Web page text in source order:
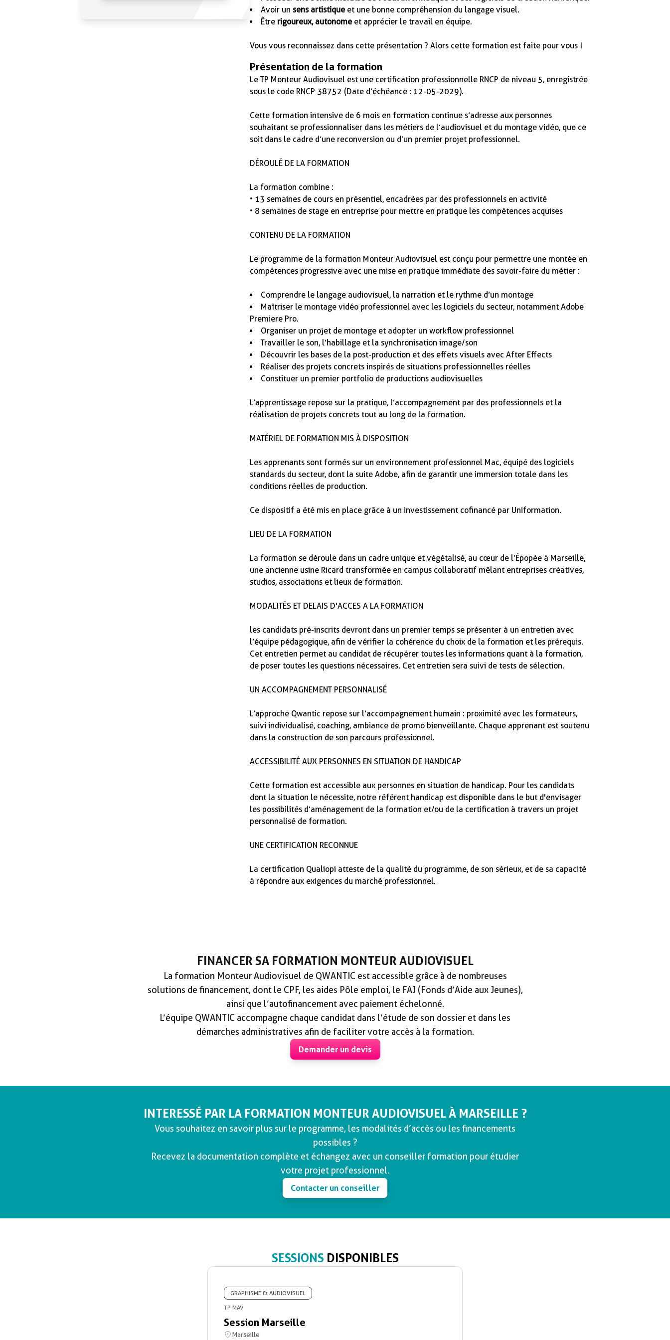
Avoir unsens artistiqueet une bonne compréhension du langage visuel.
Être rigoureux, autonomeet apprécier le travail en équipe.
Vous vous reconnaissez dans cette présentation ? Alors cette formation est faite pour vous !
Présentation de la formation
Le TP Monteur Audiovisuel est une certification professionnelle RNCP de niveau 5, enregistrée
sous le code RNCP 38752 (Date d’échéance : 12-05-2029).
Cette formation intensive de 6 mois en formation continue s’adresse aux personnes
souhaitant se professionnaliser dans les métiers de l’audiovisuel et du montage vidéo, que ce
soit dans le cadre d’une reconversion ou d’un premier projet professionnel.
DÉROULÉ DE LA FORMATION
La formation combine :
• 13 semaines de cours en présentiel, encadrées par des professionnels en activité
• 8 semaines de stage en entreprise pour mettre en pratique les compétences acquises
CONTENU DE LA FORMATION
Le programme de la formation Monteur Audiovisuel est conçu pour permettre une montée en
compétences progressive avec une mise en pratique immédiate des savoir-faire du métier :
Comprendre le langage audiovisuel, la narration et le rythme d’un montage
Maîtriser le montage vidéo professionnel avec les logiciels du secteur, notamment Adobe
Premiere Pro.
Organiser un projet de montage et adopter un workflow professionnel
Travailler le son, l’habillage et la synchronisation image/son
Découvrir les bases de la post-production et des effets visuels avec After Effects
Réaliser des projets concrets inspirés de situations professionnelles réelles
Constituer un premier portfolio de productions audiovisuelles
L’apprentissage repose sur la pratique, l’accompagnement par des professionnels et la
réalisation de projets concrets tout au long de la formation.
MATÉRIEL DE FORMATION MIS À DISPOSITION
Les apprenants sont formés sur un environnement professionnel Mac, équipé des logiciels
standards du secteur, dont la suite Adobe, afin de garantir une immersion totale dans les
conditions réelles de production.
Ce dispositif a été mis en place grâce à un investissement cofinancé par Uniformation.
LIEU DE LA FORMATION
La formation se déroule dans un cadre unique et végétalisé, au cœur de l’Épopée à Marseille,
une ancienne usine Ricard transformée en campus collaboratif mêlant entreprises créatives,
studios, associations et lieux de formation.
MODALITÉS ET DELAIS D'ACCES A LA FORMATION
les candidats pré-inscrits devront dans un premier temps se présenter à un entretien avec
l’équipe pédagogique, afin de vérifier la cohérence du choix de la formation et les prérequis.
Cet entretien permet au candidat de récupérer toutes les informations quant à la formation,
de poser toutes les questions nécessaires. Cet entretien sera suivi de tests de sélection.
UN ACCOMPAGNEMENT PERSONNALISÉ
L’approche Qwantic repose sur l’accompagnement humain : proximité avec les formateurs,
suivi individualisé, coaching, ambiance de promo bienveillante. Chaque apprenant est soutenu
dans la construction de son parcours professionnel.
ACCESSIBILITÉ AUX PERSONNES EN SITUATION DE HANDICAP
Cette formation est accessible aux personnes en situation de handicap. Pour les candidats
dont la situation le nécessite, notre référent handicap est disponible dans le but d'envisager
les possibilités d’aménagement de la formation et/ou de la certification à travers un projet
personnalisé de formation.
UNE CERTIFICATION RECONNUE
La certification Qualiopi atteste de la qualité du programme, de son sérieux, et de sa capacité
à répondre aux exigences du marché professionnel.
FINANCER SA FORMATION MONTEUR AUDIOVISUEL
La formation Monteur Audiovisuel de QWANTIC est accessible grâce à de nombreuses
solutions de financement, dont le CPF, les aides Pôle emploi, le FAJ (Fonds d’Aide aux Jeunes),
ainsi que l’autofinancement avec paiement échelonné.
L’équipe QWANTIC accompagne chaque candidat dans l’étude de son dossier et dans les
démarches administratives afin de faciliter votre accès à la formation.
Demander un devis
INTERESSÉ PAR LA FORMATION MONTEUR AUDIOVISUEL À MARSEILLE ?
Vous souhaitez en savoir plus sur le programme, les modalités d’accès ou les financements
possibles ?
Recevez la documentation complète et échangez avec un conseiller formation pour étudier
votre projet professionnel.
Contacter un conseiller
SESSIONS DISPONIBLES
GRAPHISME & AUDIOVISUEL
TP MAV
Session Marseille
Marseille